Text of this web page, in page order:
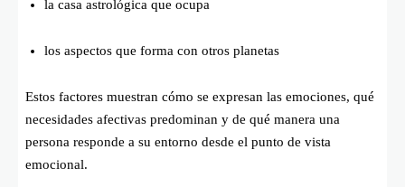
la casa astrológica que ocupa
los aspectos que forma con otros planetas
Estos factores muestran cómo se expresan las emociones, qué
necesidades afectivas predominan y de qué manera una
persona responde a su entorno desde el punto de vista
emocional.